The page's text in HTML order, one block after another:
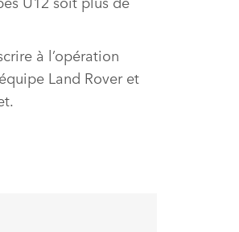
à l’opération
Land Rover et